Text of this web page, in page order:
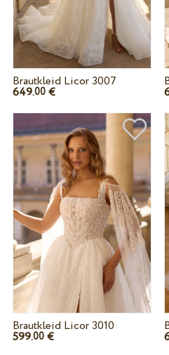
Brautkleid Licor 3007
649.00€
Brautkleid Licor 3010
599.00€